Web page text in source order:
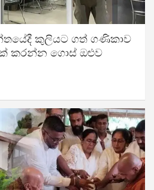
කුලියට ගත් ගණිකාව
කරන්න ගොස් ඔළුව